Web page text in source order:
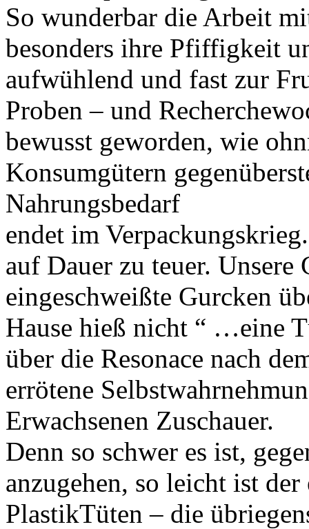
So wunderbar die Arbeit
besonders ihre Pfiffigkeit
aufwühlend und fast zur
Proben – und
bewusst geworden, wie
Konsumgütern
Nahrungsbedarf
endet im
auf Dauer zu teuer. Unsere
eingeschweißte Gurcken
Hause hieß nicht “ …eine
über die Resonace nach
errötene
Erwachsenen Zuschauer.
Denn so schwer es ist,
anzugehen, so leicht ist
PlastikTüten – die